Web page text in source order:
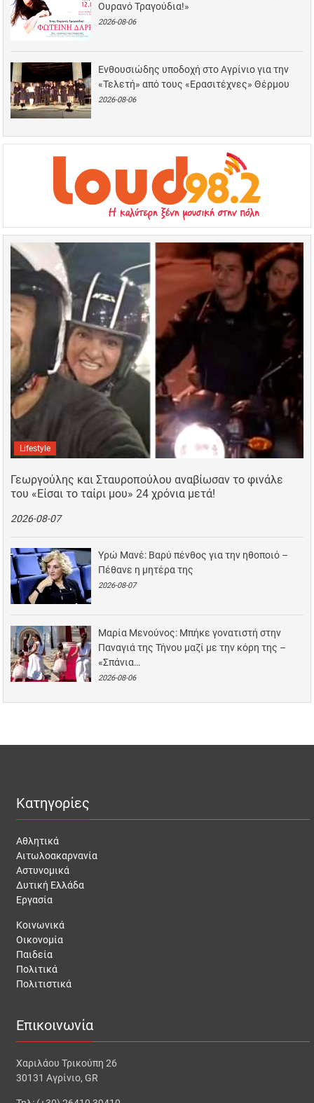
Ουρανό Τραγούδια!»
2026-08-06
Ενθουσιώδης υποδοχή στο Αγρίνιο για την
«Τελετή» από τους «Ερασιτέχνες» Θέρμου
2026-08-06
Lifestyle
Γεωργούλης και Σταυροπούλου αναβίωσαν το φινάλε
του «Είσαι το ταίρι μου» 24 χρόνια μετά!
2026-08-07
Υρώ Μανέ: Βαρύ πένθος για την ηθοποιό –
Πέθανε η μητέρα της
2026-08-07
Μαρία Μενούνος: Μπήκε γονατιστή στην
Παναγιά της Τήνου μαζί με την κόρη της –
«Σπάνια…
2026-08-06
Κατηγορίες
Αθλητικά
Αιτωλοακαρνανία
Αστυνομικά
Δυτική Ελλάδα
Εργασία
Κοινωνικά
Οικονομία
Παιδεία
Πολιτικά
Πολιτιστικά
Επικοινωνία
Χαριλάου Τρικούπη 26
30131 Αγρίνιο, GR